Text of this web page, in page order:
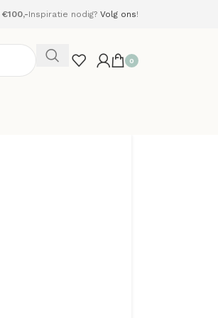
€100,-Inspiratie nodig? Volg ons!
0